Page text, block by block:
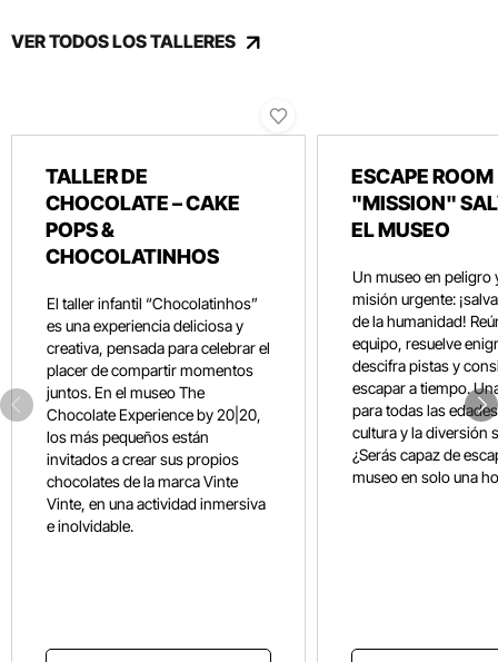
VER TODOS LOS TALLERES
TALLER DE
CHOCOLATE – CAKE
POPS &
CHOCOLATINHOS
El taller infantil “Chocolatinhos”
es una experiencia deliciosa y
creativa, pensada para celebrar el
placer de compartir momentos
juntos. En el museo The
Chocolate Experience by 20|20,
los más pequeños están
invitados a crear sus propios
chocolates de la marca Vinte
Vinte, en una actividad inmersiva
e inolvidable.
ESCAPE ROOM
"MISSION"
EL MUSEO
Un museo en peligro
misión urgente:
de la humanidad!
equipo, resuelve
descifra pistas y
escapar a tiempo.
para todas las
cultura y la diversión
¿Serás capaz de
museo en solo una